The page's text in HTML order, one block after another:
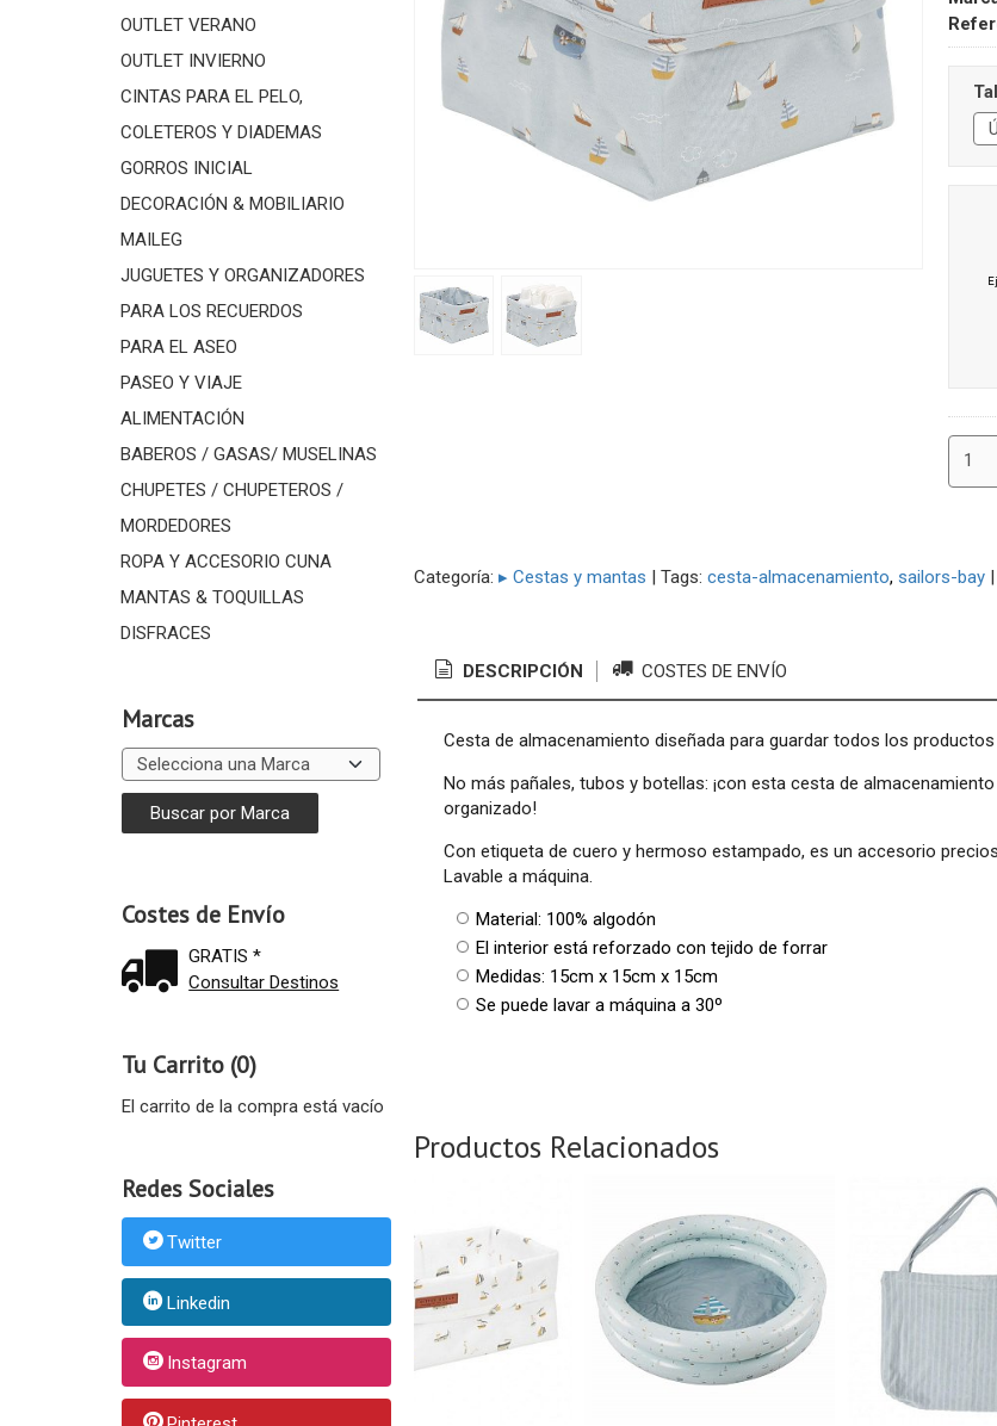
OUTLET VERANO
OUTLET INVIERNO
CINTAS PARA EL PELO,
COLETEROS Y DIADEMAS
GORROS INICIAL
DECORACIÓN & MOBILIARIO
MAILEG
JUGUETES Y ORGANIZADORES
PARA LOS RECUERDOS
PARA EL ASEO
PASEO Y VIAJE
ALIMENTACIÓN
BABEROS / GASAS/ MUSELINAS
CHUPETES / CHUPETEROS /
MORDEDORES
ROPA Y ACCESORIO CUNA
MANTAS & TOQUILLAS
DISFRACES
Marcas
Costes de Envío
GRATIS *
Consultar Destinos
Tu Carrito (0)
El carrito de la compra está vacío
Redes Sociales
Twitter
Linkedin
Instagram
Categoría: ▸ Cestas y mantas | Tags: cesta-almacenamiento sailors-bay |
DESCRIPCIÓN COSTES DE ENVÍO
Cesta de almacenamiento diseñada para guardar todos los
No más pañales, tubos y botellas: ¡con esta cesta de
organizado!
Con etiqueta de cuero y hermoso estampado, es un accesorio
Lavable a máquina.
Material: 100% algodón
El interior está reforzado con tejido de forrar
Medidas: 15cm x 15cm x 15cm
Se puede lavar a máquina a 30º
Productos Relacionados